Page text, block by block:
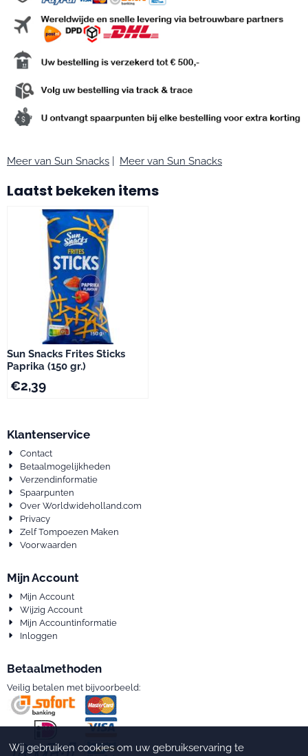
Meer van Sun Snacks Meer van Sun Snacks
Laatst bekeken items
Sun Snacks Frites Sticks
Paprika (150 gr.)
€2,39
Klantenservice
Contact
Betaalmogelijkheden
Verzendinformatie
Spaarpunten
Over Worldwideholland.com
Privacy
Zelf Tompoezen Maken
Voorwaarden
Mijn Account
Mijn Account
Wijzig Account
Mijn Accountinformatie
Inloggen
Betaalmethoden
Veilig betalen met bijvoorbeeld:
Wij gebruiken cookies om uw gebruikservaring te